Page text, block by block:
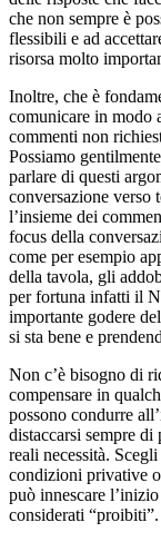
che non sempre è
flessibili e ad
risorsa molto
Inoltre, che è
comunicare in modo
commenti non
Possiamo
parlare di questi
conversazione
l’insieme dei
focus della
come per esempio
della tavola, gli
per fortuna infatti il
importante godere
si sta bene e
Non c’è bisogno di
compensare in
possono condurre
distaccarsi sempre
reali necessità.
condizioni privative
può innescare
considerati “proibiti”.